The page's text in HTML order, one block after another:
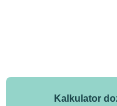
Kalkulator